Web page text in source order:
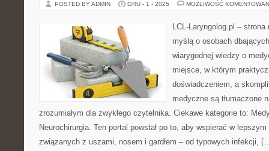
POSTED BY ADMIN GRU - 1 - 2025 MOŻLIWOŚĆ
LCL-Laryngolog.pl –
myślą o osobach
wiarygodnej wiedzy o
miejsce, w którym
doświadczeniem, a
medyczne są tłumaczone
zrozumiałym dla zwykłego czytelnika. Ciekawe kategorie to:
Neurochirurgia. Ten portal powstał po to, aby wspierać w
związanych z uszami, nosem i gardłem – od typowych infekcji,